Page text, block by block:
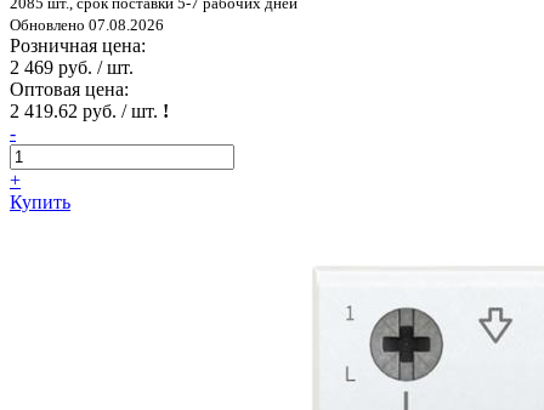
Обновлено 07.08.2026
Розничная цена:
2 469 руб. / шт.
Оптовая цена:
2 419.62 руб. / шт. !
-
+
Купить